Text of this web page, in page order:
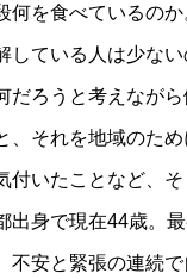
を食べているの
している人は少な
だろうと考えなが
、それを地域のた
付いたことなど、
身で現在44歳。
不安と緊張の連続